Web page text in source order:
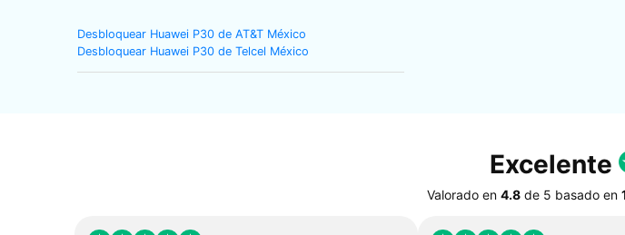
Desbloquear Huawei P30 de AT&T México
Desbloquear Huawei P30 de Telcel México
Excelente
Valorado en 4.8 de 5 basado en